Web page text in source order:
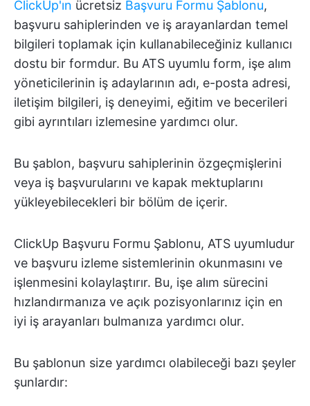
ClickUp'ın ücretsiz Başvuru Formu Şablonu,
başvuru sahiplerinden ve iş arayanlardan temel
bilgileri toplamak için kullanabileceğiniz kullanıcı
dostu bir formdur. Bu ATS uyumlu form, işe alım
yöneticilerinin iş adaylarının adı, e-posta adresi,
iletişim bilgileri, iş deneyimi, eğitim ve becerileri
gibi ayrıntıları izlemesine yardımcı olur.
Bu şablon, başvuru sahiplerinin özgeçmişlerini
veya iş başvurularını ve kapak mektuplarını
yükleyebilecekleri bir bölüm de içerir.
ClickUp Başvuru Formu Şablonu, ATS uyumludur
ve başvuru izleme sistemlerinin okunmasını ve
işlenmesini kolaylaştırır. Bu, işe alım sürecini
hızlandırmanıza ve açık pozisyonlarınız için en
iyi iş arayanları bulmanıza yardımcı olur.
Bu şablonun size yardımcı olabileceği bazı şeyler
şunlardır: